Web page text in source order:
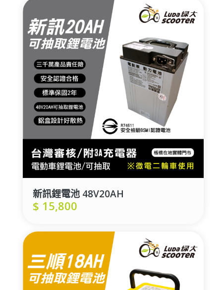
新訊鋰電池 48V20AH
$ 15,800